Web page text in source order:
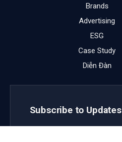
Brands
Advertising
ESG
Case Study
Diễn Đàn
Subscribe to Updates